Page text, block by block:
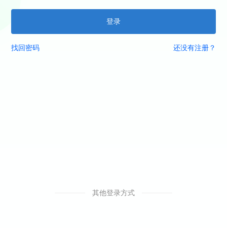
登录
找回密码 还没有注册？
其他登录方式